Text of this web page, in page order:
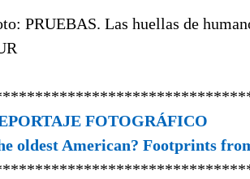
PRUEBAS. Las huellas de
FOTOGRÁFICO
oldest American? Footprints